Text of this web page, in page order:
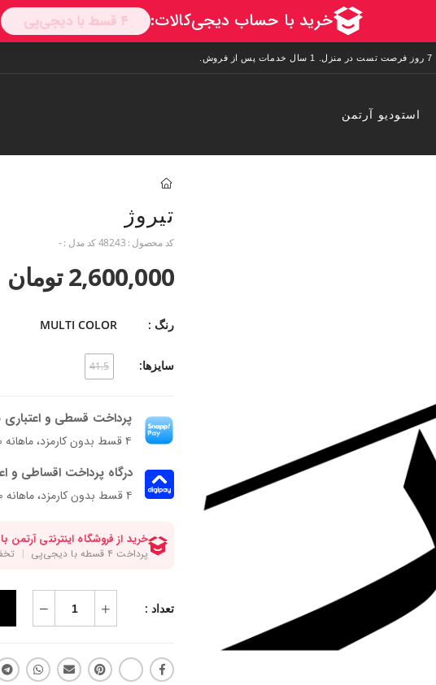
استودیو آرتمن
تیروژ
کد محصول : 48243کد مدل :-
2,600,000 تومان
رنگ : MULTI COLOR
سایزها: 41.5
پرداخت قسطی و اعتباری
۴ قسط بدون کارمزد، ماهانه ۶۵۰٬۰۰۰ تومان
درگاه پرداخت اقساطی و
۴ قسط بدون کارمزد، ماهانه 650,000 تومان
تعداد :